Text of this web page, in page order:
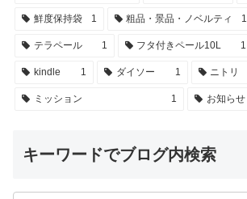
鮮度保持袋 1 粗品・景品・ノベルティ 1
テラペール 1 フタ付きペール10L 1
kindle 1 ダイソー 1 ニトリ
ミッション 1 お知らせ
キーワードでブログ内検索